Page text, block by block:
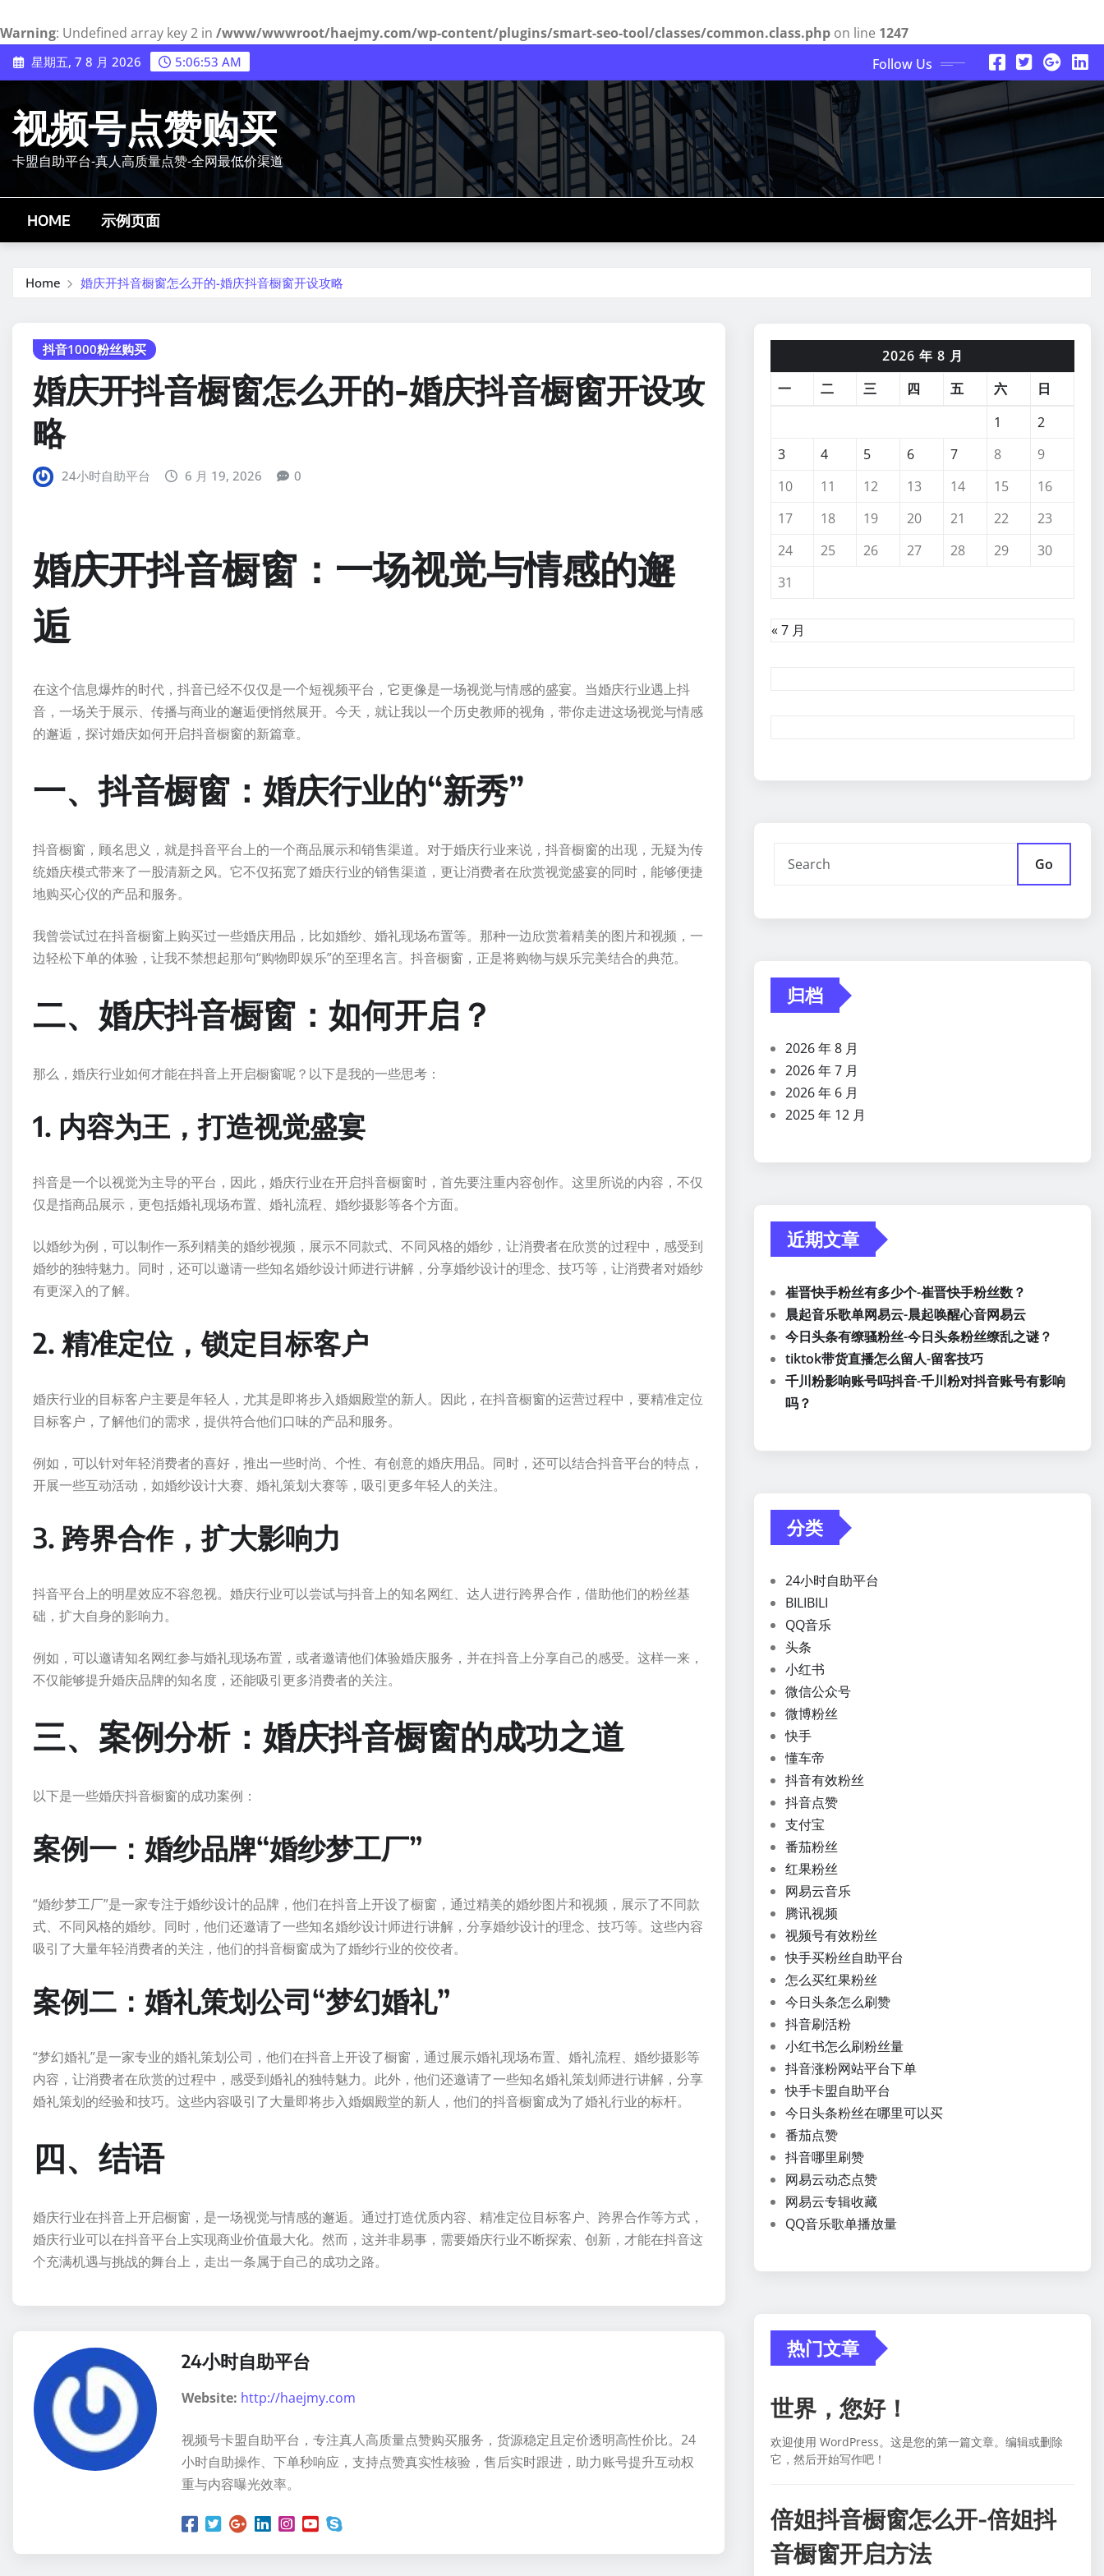
Warning: Undefined array key 2 in /www/wwwroot/haejmy.com/wp-content/plugins/smart-seo-tool/classes/common.class.php on line 1247
Skip
to
星期五, 7 8 月 2026 5:06:54 AM Follow Us
视频号点赞购买
卡盟自助平台-真人高质量点赞-全网最低价渠道
HOME 示例页面
Home 婚庆开抖音橱窗怎么开的-婚庆抖音橱窗开设攻略
抖音1000粉丝购买
婚庆开抖音橱窗怎么开的-婚庆抖音橱窗开设攻
略
24小时自助平台 6 月 19, 2026 0
婚庆开抖音橱窗：一场视觉与情感的邂
逅
在这个信息爆炸的时代，抖音已经不仅仅是一个短视频平台，它更像是一场视觉与情感的盛宴。当婚庆行业遇上抖
音，一场关于展示、传播与商业的邂逅便悄然展开。今天，就让我以一个历史教师的视角，带你走进这场视觉与情感
的邂逅，探讨婚庆如何开启抖音橱窗的新篇章。
一、抖音橱窗：婚庆行业的“新秀”
抖音橱窗，顾名思义，就是抖音平台上的一个商品展示和销售渠道。对于婚庆行业来说，抖音橱窗的出现，无疑为传
统婚庆模式带来了一股清新之风。它不仅拓宽了婚庆行业的销售渠道，更让消费者在欣赏视觉盛宴的同时，能够便捷
地购买心仪的产品和服务。
我曾尝试过在抖音橱窗上购买过一些婚庆用品，比如婚纱、婚礼现场布置等。那种一边欣赏着精美的图片和视频，一
边轻松下单的体验，让我不禁想起那句“购物即娱乐”的至理名言。抖音橱窗，正是将购物与娱乐完美结合的典范。
二、婚庆抖音橱窗：如何开启？
那么，婚庆行业如何才能在抖音上开启橱窗呢？以下是我的一些思考：
1. 内容为王，打造视觉盛宴
抖音是一个以视觉为主导的平台，因此，婚庆行业在开启抖音橱窗时，首先要注重内容创作。这里所说的内容，不仅
仅是指商品展示，更包括婚礼现场布置、婚礼流程、婚纱摄影等各个方面。
以婚纱为例，可以制作一系列精美的婚纱视频，展示不同款式、不同风格的婚纱，让消费者在欣赏的过程中，感受到
婚纱的独特魅力。同时，还可以邀请一些知名婚纱设计师进行讲解，分享婚纱设计的理念、技巧等，让消费者对婚纱
有更深入的了解。
2. 精准定位，锁定目标客户
婚庆行业的目标客户主要是年轻人，尤其是即将步入婚姻殿堂的新人。因此，在抖音橱窗的运营过程中，要精准定位
目标客户，了解他们的需求，提供符合他们口味的产品和服务。
例如，可以针对年轻消费者的喜好，推出一些时尚、个性、有创意的婚庆用品。同时，还可以结合抖音平台的特点，
开展一些互动活动，如婚纱设计大赛、婚礼策划大赛等，吸引更多年轻人的关注。
3. 跨界合作，扩大影响力
抖音平台上的明星效应不容忽视。婚庆行业可以尝试与抖音上的知名网红、达人进行跨界合作，借助他们的粉丝基
础，扩大自身的影响力。
例如，可以邀请知名网红参与婚礼现场布置，或者邀请他们体验婚庆服务，并在抖音上分享自己的感受。这样一来，
不仅能够提升婚庆品牌的知名度，还能吸引更多消费者的关注。
三、案例分析：婚庆抖音橱窗的成功之道
以下是一些婚庆抖音橱窗的成功案例：
案例一：婚纱品牌“婚纱梦工厂”
“婚纱梦工厂”是一家专注于婚纱设计的品牌，他们在抖音上开设了橱窗，通过精美的婚纱图片和视频，展示了不同款
式、不同风格的婚纱。同时，他们还邀请了一些知名婚纱设计师进行讲解，分享婚纱设计的理念、技巧等。这些内容
吸引了大量年轻消费者的关注，他们的抖音橱窗成为了婚纱行业的佼佼者。
案例二：婚礼策划公司“梦幻婚礼”
“梦幻婚礼”是一家专业的婚礼策划公司，他们在抖音上开设了橱窗，通过展示婚礼现场布置、婚礼流程、婚纱摄影等
内容，让消费者在欣赏的过程中，感受到婚礼的独特魅力。此外，他们还邀请了一些知名婚礼策划师进行讲解，分享
婚礼策划的经验和技巧。这些内容吸引了大量即将步入婚姻殿堂的新人，他们的抖音橱窗成为了婚礼行业的标杆。
四、结语
婚庆行业在抖音上开启橱窗，是一场视觉与情感的邂逅。通过打造优质内容、精准定位目标客户、跨界合作等方式，
婚庆行业可以在抖音平台上实现商业价值最大化。然而，这并非易事，需要婚庆行业不断探索、创新，才能在抖音这
个充满机遇与挑战的舞台上，走出一条属于自己的成功之路。
24小时自助平台
Website: http://haejmy.com
视频号卡盟自助平台，专注真人高质量点赞购买服务，货源稳定且定价透明高性价比。24
小时自助操作、下单秒响应，支持点赞真实性核验，售后实时跟进，助力账号提升互动权
重与内容曝光效率。
2026 年 8 月
一
二 三 四 五 六
日
1
2
3
4 5 6 7 8
9
10
11 12 13 14 15
16
17
18 19 20 21 22
23
24
25 26 27 28 29
30
31
« 7 月
Go
归档
2026 年 8 月
2026 年 7 月
2026 年 6 月
2025 年 12 月
近期文章
崔晋快手粉丝有多少个-崔晋快手粉丝数？
晨起音乐歌单网易云-晨起唤醒心音网易云
今日头条有缭骚粉丝-今日头条粉丝缭乱之谜？
tiktok带货直播怎么留人-留客技巧
千川粉影响账号吗抖音-千川粉对抖音账号有影响
吗？
分类
24小时自助平台
BILIBILI
QQ音乐
头条
小红书
微信公众号
微博粉丝
快手
懂车帝
抖音有效粉丝
抖音点赞
支付宝
番茄粉丝
红果粉丝
网易云音乐
腾讯视频
视频号有效粉丝
快手买粉丝自助平台
怎么买红果粉丝
今日头条怎么刷赞
抖音刷活粉
小红书怎么刷粉丝量
抖音涨粉网站平台下单
快手卡盟自助平台
今日头条粉丝在哪里可以买
番茄点赞
抖音哪里刷赞
网易云动态点赞
网易云专辑收藏
QQ音乐歌单播放量
热门文章
世界，您好！
欢迎使用 WordPress。这是您的第一篇文章。编辑或删除
它，然后开始写作吧！
倍姐抖音橱窗怎么开-倍姐抖
音橱窗开启方法